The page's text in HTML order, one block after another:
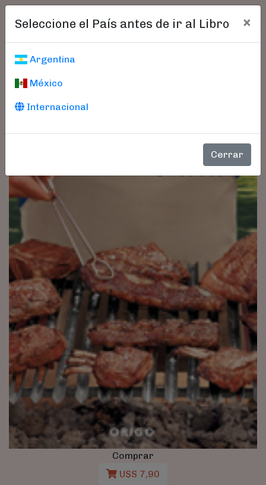
Seleccione el País antes de ir al Libro ×
Argentina
México
Internacional
Cerrar
Comprar
U$S 7,90